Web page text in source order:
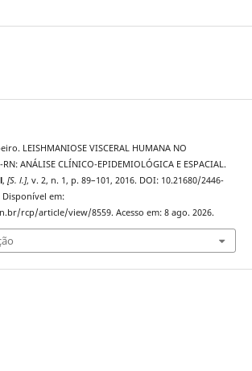
LEISHMANIOSE VISCERAL HUMANA NO
ANÁLISE CLÍNICO-EPIDEMIOLÓGICA E ESPACIAL.
, [S. l.], v. 2, n. 1, p. 89–101, 2016. DOI: 10.21680/2446-
Disponível em:
rcp/article/view/8559. Acesso em: 8 ago. 2026.